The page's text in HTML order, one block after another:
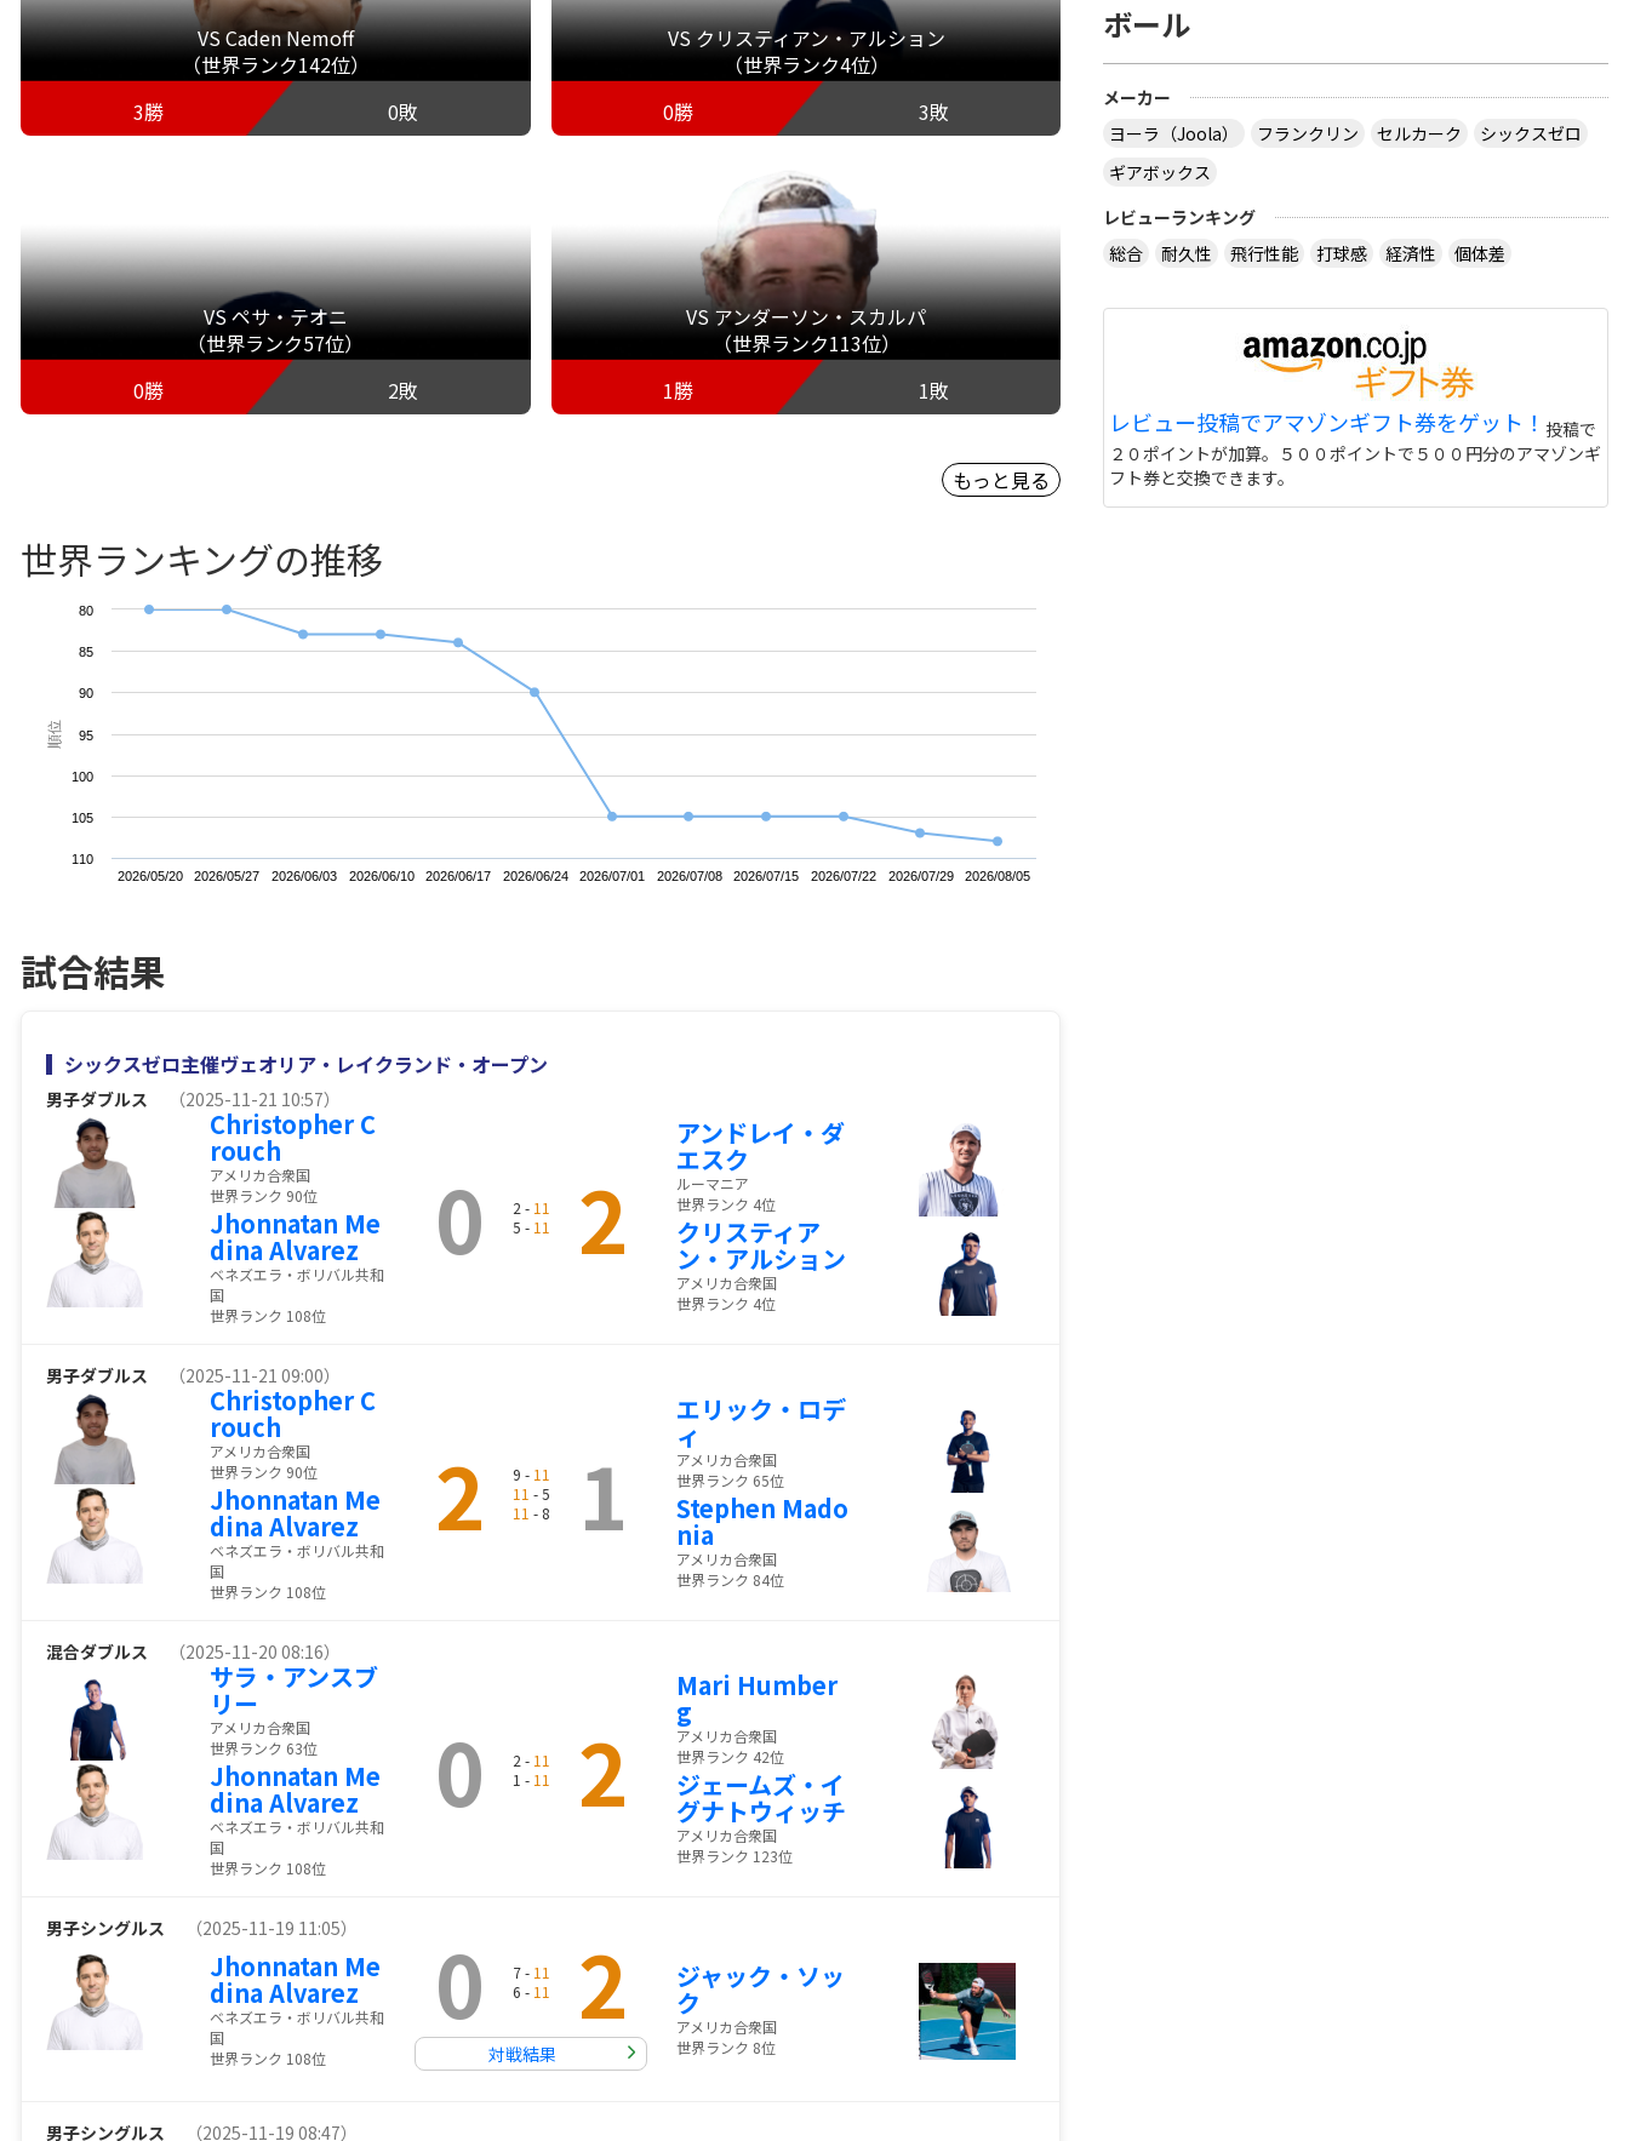
VS Caden Nemoff
（世界ランク142位）
3勝
0敗
VS クリスティアン・アルション
（世界ランク4位）
0勝
3敗
VS ペサ・テオニ
（世界ランク57位）
0勝
2敗
VS アンダーソン・スカルパ
（世界ランク113位）
1勝
1敗
もっと見る
世界ランキングの推移
順位
2026/05/20 2026/05/27 2026/06/03 2026/06/10 2026/06/17 2026/06/24 2026/07/01 2026/07/08 2026/07/15 2026/07/22 2026/07/29 2026/08/05
80
85
90
95
100
105
110
試合結果
シックスゼロ主催ヴェオリア・レイクランド・オープン
男子ダブルス （2025-11-21 10:57）
Christopher C
rouch
アメリカ合衆国
世界ランク 90位
Jhonnatan Me
dina Alvarez
ベネズエラ・ボリバル共和
国
世界ランク 108位
0 2 - 11
5 - 11 2
アンドレイ・ダ
エスク
ルーマニア
世界ランク 4位
クリスティア
ン・アルション
アメリカ合衆国
世界ランク 4位
男子ダブルス （2025-11-21 09:00）
Christopher C
rouch
アメリカ合衆国
世界ランク 90位
Jhonnatan Me
dina Alvarez
ベネズエラ・ボリバル共和
国
世界ランク 108位
2 9 - 11
11 - 5
11 - 8 1
エリック・ロデ
ィ
アメリカ合衆国
世界ランク 65位
Stephen Mado
nia
アメリカ合衆国
世界ランク 84位
混合ダブルス （2025-11-20 08:16）
サラ・アンスブ
リー
アメリカ合衆国
世界ランク 63位
Jhonnatan Me
dina Alvarez
ベネズエラ・ボリバル共和
国
世界ランク 108位
0 2 - 11
1 - 11 2
Mari Humber
g
アメリカ合衆国
世界ランク 42位
ジェームズ・イ
グナトウィッチ
アメリカ合衆国
世界ランク 123位
男子シングルス （2025-11-19 11:05）
Jhonnatan Me
dina Alvarez
ベネズエラ・ボリバル共和
国
世界ランク 108位
0 7 - 11
6 - 11 2
対戦結果
ジャック・ソッ
ク
アメリカ合衆国
世界ランク 8位
男子シングルス （2025-11-19 08:47）
ボール
メーカー
ヨーラ（Joola）
フランクリン セルカーク
シックスゼロ
ギアボックス
レビューランキング
総合
耐久性 飛行性能 打球感 経済性 個体差
レビュー投稿でアマゾンギフト券をゲット！ 投稿で
２０ポイントが加算。５００ポイントで５００円分のアマゾンギ
フト券と交換できます。